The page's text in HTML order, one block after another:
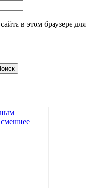
в этом браузере для